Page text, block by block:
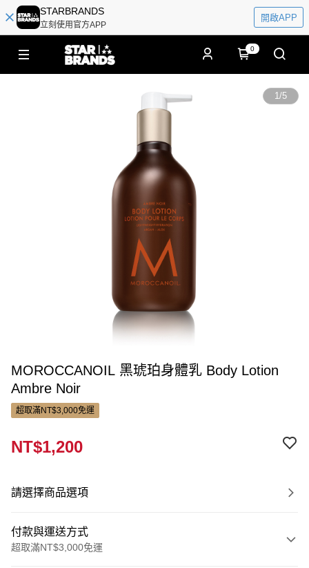
STARBRANDS
立刻使用官方APP
開啟APP
0
1/5
MOROCCANOIL 黑琥珀身體乳 Body Lotion
Ambre Noir
超取滿NT$3,000免運
NT$1,200
請選擇商品選項
付款與運送方式
超取滿NT$3,000免運